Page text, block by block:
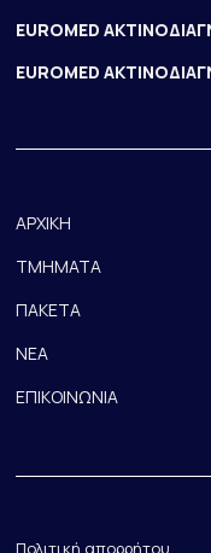
EUROMED
EUROMED
ΑΡΧΙΚΗ
ΤΜΗΜΑΤΑ
ΠΑΚΕΤΑ
ΝΕΑ
ΕΠΙΚΟΙΝΩΝΙΑ
Πολιτική απορρήτου